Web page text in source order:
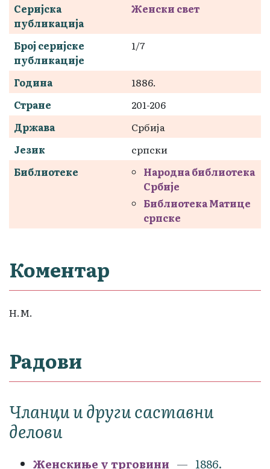
Серијска
публикација
Женски свет
Број серијске
публикације
1/7
Година
1886.
Стране
201-206
Држава
Србија
Језик
српски
Библиотеке
Народна библиотека
Србије
Библиотека Матице
српске
Коментар
Н.М.
Радови
Чланци и други саставни
делови
Женскиње у трговини
1886.